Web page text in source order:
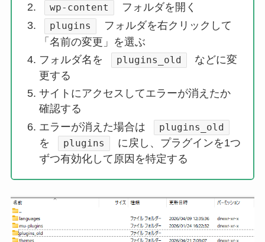
wp-content フォルダを開く
plugins
フォルダを右クリックして
「名前の変更」を選ぶ
フォルダ名を
plugins_old
などに変
更する
サイトにアクセスしてエラーが消えたか
確認する
エラーが消えた場合は
plugins_old
を plugins
に戻し、プラグインを1つ
ずつ有効化して原因を特定する